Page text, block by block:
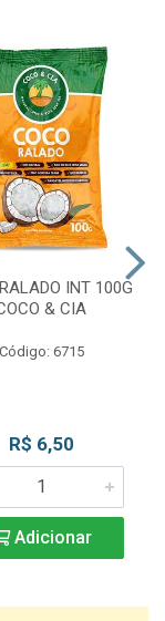
INT 100G
& CIA
Código: 6715
R$ 6,50
Adicionar